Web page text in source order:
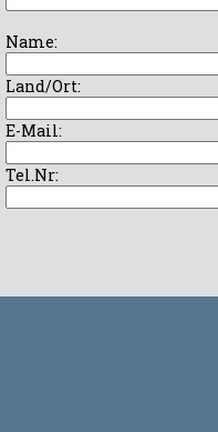
Name:
Land/Ort:
E-Mail:
Tel.Nr: